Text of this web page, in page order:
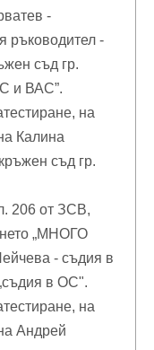
-
ръководител -
съд гр.
и ВАС”.
на
Калина
съд гр.
206 от ЗСВ,
„МНОГО
- съдия в
в ОС".
на
Андрей